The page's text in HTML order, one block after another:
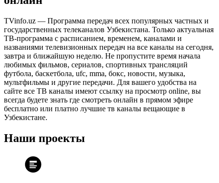
TVinfo.uz — Программа передач всех популярных частных и
государственных телеканалов Узбекистана. Только актуальная
ТВ-программа с расписанием, временем, каналами и
названиями телевизионных передач на все каналы на сегодня,
завтра и ближайшую неделю. Не пропустите время начала
любимых фильмов, сериалов, спортивных трансляций
футбола, баскетбола, ufc, mma, бокс, новости, музыка,
мультфильмы и другие передачи. Для вашего удобства на
сайте все ТВ каналы имеют ссылку на просмотр online, вы
всегда будете знать где смотреть онлайн в прямом эфире
бесплатно или платно лучшие тв каналы вещающие в
Узбекистане.
Наши проекты